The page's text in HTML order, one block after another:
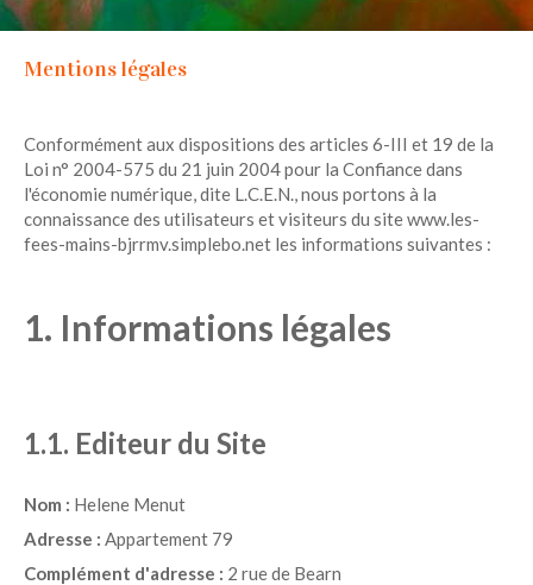
Mentions légales
Conformément aux dispositions des articles 6-III et 19 de la
Loi n° 2004-575 du 21 juin 2004 pour la Confiance dans
l'économie numérique, dite L.C.E.N., nous portons à la
connaissance des utilisateurs et visiteurs du site www.les-
fees-mains-bjrrmv.simplebo.net les informations suivantes :
1. Informations légales
1.1. Editeur du Site
Nom : Helene Menut
Adresse : Appartement 79
Complément d'adresse : 2 rue de Bearn